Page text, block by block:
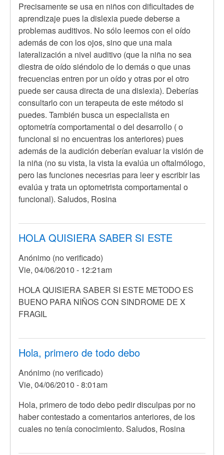
En
respuesta
a
Hola,
soy
de
Medellin
,
por
Anónimo
(no
verificado)
Precisamente se usa en niños con dificultades de
aprendizaje pues la dislexia puede deberse a
problemas auditivos. No sólo leemos con el oído
además de con los ojos, sino que una mala
lateralización a nivel auditivo (que la niña no sea
diestra de oído siéndolo de lo demás o que unas
frecuencias entren por un oído y otras por el otro
puede ser causa directa de una dislexia). Deberías
consultarlo con un terapeuta de este método si
puedes. También busca un especialista en
optometría comportamental o del desarrollo ( o
funcional si no encuentras los anteriores) pues
además de la audición deberían evaluar la visión de
la niña (no su vista, la vista la evalúa un oftalmólogo,
pero las funciones necesrias para leer y escribir las
evalúa y trata un optometrista comportamental o
funcional). Saludos, Rosina
HOLA QUISIERA SABER SI ESTE
Anónimo (no verificado)
Vie, 04/06/2010 - 12:21am
HOLA QUISIERA SABER SI ESTE METODO ES
BUENO PARA NIÑOS CON SINDROME DE X
FRAGIL
Hola, primero de todo debo
Anónimo (no verificado)
Vie, 04/06/2010 - 8:01am
Hola, primero de todo debo pedir disculpas por no
haber contestado a comentarios anteriores, de los
cuales no tenía conocimiento. Saludos, Rosina